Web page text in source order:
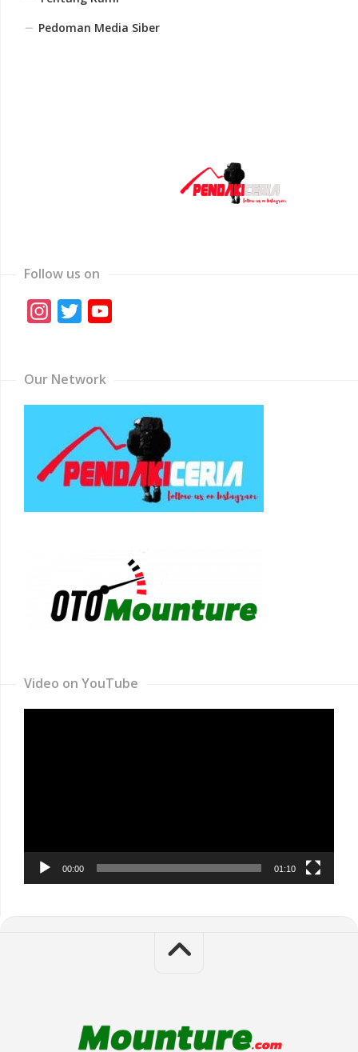
Pedoman Media Siber
Follow us on
Instagram
Twitter
Our Network
Video on YouTube
00:00 01:10